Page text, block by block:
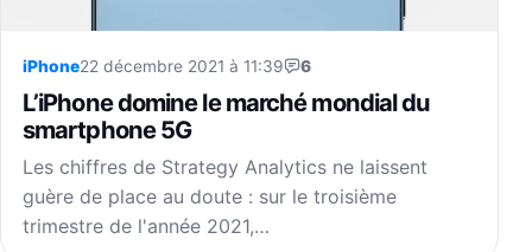
iPhone22 décembre 2021 à 11:39 6
L’iPhone domine le marché mondial du
smartphone 5G
Les chiffres de Strategy Analytics ne laissent
guère de place au doute : sur le troisième
trimestre de l'année 2021,…